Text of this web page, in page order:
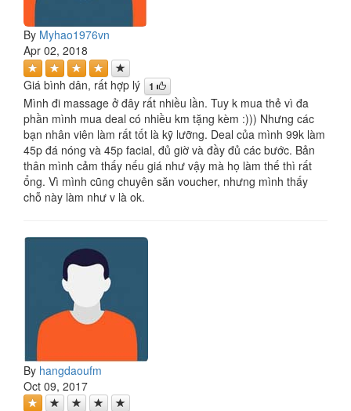
By Myhao1976vn
Apr 02, 2018
Giá bình dân, rất hợp lý 1
Mình đi massage ở đây rất nhiều lần. Tuy k mua thẻ vì đa
phần mình mua deal có nhiều km tặng kèm :))) Nhưng các
bạn nhân viên làm rất tốt là kỹ lưỡng. Deal của mình 99k làm
45p đá nóng và 45p facial, đủ giờ và đầy đủ các bước. Bản
thân mình cảm thấy nếu giá như vậy mà họ làm thế thì rất
ổng. Vì mình cũng chuyên săn voucher, nhưng mình thấy
chỗ này làm như v là ok.
By hangdaoufm
Oct 09, 2017